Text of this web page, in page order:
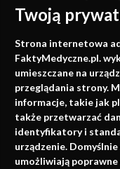
Twoją
Strona internetowa
FaktyMedyczne.pl.
umieszczane na
przeglądania strony.
informacje, takie jak
także przetwarzać
identyfikatory i
urządzenie.
umożliwiają poprawne
Konferencje,